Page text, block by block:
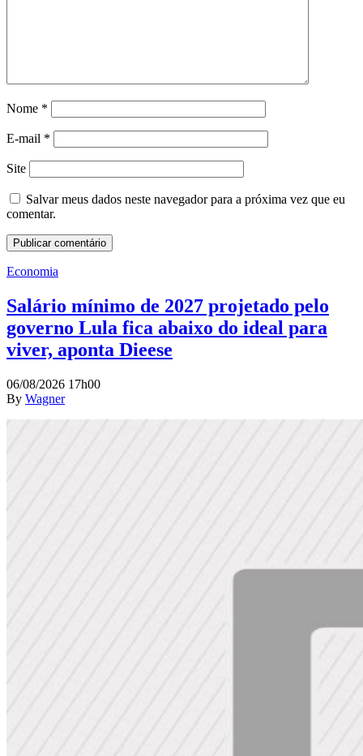
Nome *
E-mail *
Site
Salvar meus dados neste navegador para a próxima vez que eu
comentar.
Economia
Salário mínimo de 2027 projetado pelo
governo Lula fica abaixo do ideal para
viver, aponta Dieese
06/08/2026 17h00
By Wagner